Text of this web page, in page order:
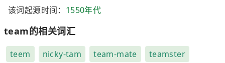
该词起源时间： 1550年代
team的相关词汇
teem nicky-tam team-mate teamster